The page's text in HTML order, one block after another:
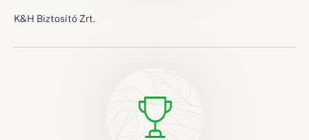
K&H Biztosító Zrt.